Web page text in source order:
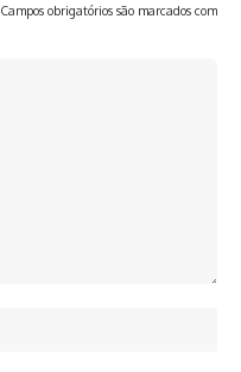
Campos obrigatórios são marcados com